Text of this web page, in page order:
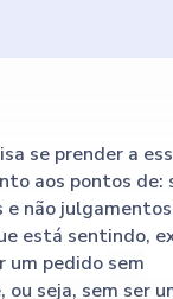
se prender a
aos pontos de:
não
está sentindo,
um pedido sem
ou seja, sem ser